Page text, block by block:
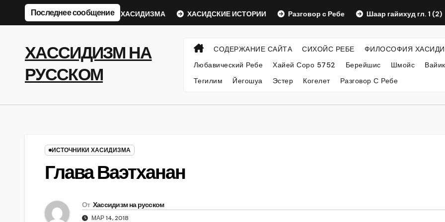
Перейти
Последнее сообщение
ФИЛОСОФИЯ ХАСИДИЗМА ХАСИДСКИЕ ИСТОРИИ Разговор с Ребе Шаар гайихуд гл. 1 (2)
ХАССИДИЗМ НА
РУССКОМ
СОДЕРЖАНИЕ САЙТА СИХОЙС РЕБЕ ФИЛОСОФИЯ
Любавический Ребе
Хайей Соро 5752 Берейшис Шмойс
Тегилим
Йегошуа Эстер Когелет Разговор С Ребе
ИСТОЧНИКИ ХАСИДИЗМА
Глава Ваэтханан
От Хассидизм на русском
МАР 14, 2018